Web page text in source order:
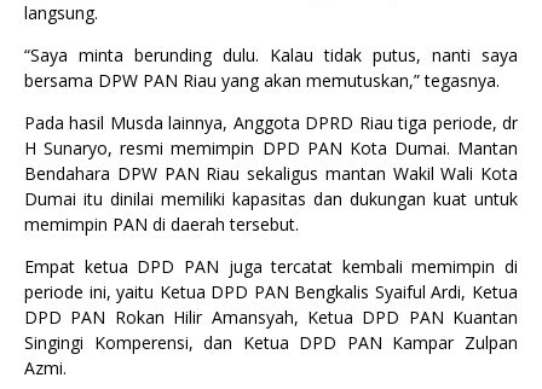
langsung.
“Saya minta berunding dulu. Kalau tidak putus, nanti saya
bersama DPW PAN Riau yang akan memutuskan,” tegasnya.
Pada hasil Musda lainnya, Anggota DPRD Riau tiga periode, dr
H Sunaryo, resmi memimpin DPD PAN Kota Dumai. Mantan
Bendahara DPW PAN Riau sekaligus mantan Wakil Wali Kota
Dumai itu dinilai memiliki kapasitas dan dukungan kuat untuk
memimpin PAN di daerah tersebut.
Empat ketua DPD PAN juga tercatat kembali memimpin di
periode ini, yaitu Ketua DPD PAN Bengkalis Syaiful Ardi, Ketua
DPD PAN Rokan Hilir Amansyah, Ketua DPD PAN Kuantan
Singingi Komperensi, dan Ketua DPD PAN Kampar Zulpan
Azmi.